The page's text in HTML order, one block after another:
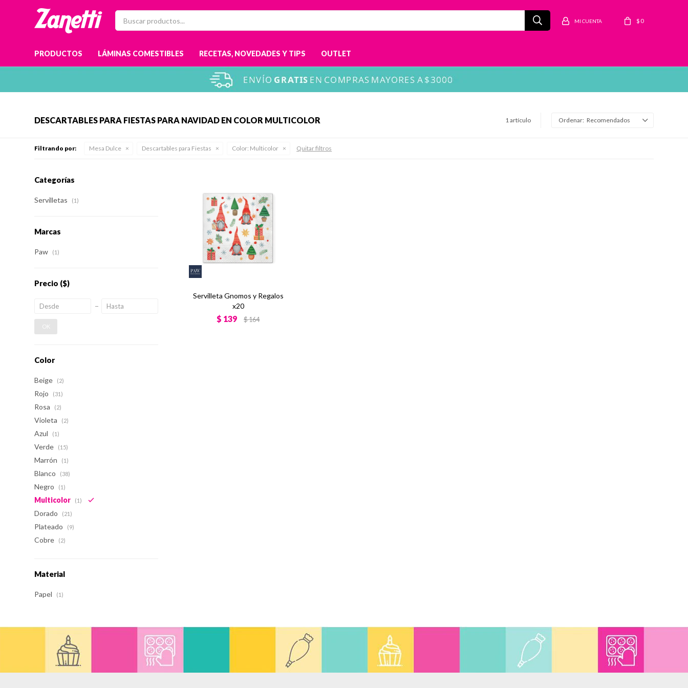
PRODUCTOS LÁMINAS COMESTIBLES RECETAS, NOVEDADES Y TIPS OUTLET
$ 0
DESCARTABLES PARA FIESTAS PARA NAVIDAD EN COLOR MULTICOLOR 1 artículo Recomendados
Filtrando por: Mesa Dulce Descartables para Fiestas Color: Multicolor Quitar filtros
Servilleta Gnomos y Regalos
x20
$ 139 $164
Categorías
Servilletas (1)
Marcas
Paw (1)
Precio ($)
OK
Color
Beige (2)
Rojo (31)
Rosa (2)
Violeta (2)
Azul (1)
Verde (15)
Marrón (1)
Blanco (38)
Negro (1)
Multicolor (1)
Dorado (21)
Plateado (9)
Cobre (2)
Material
Papel (1)